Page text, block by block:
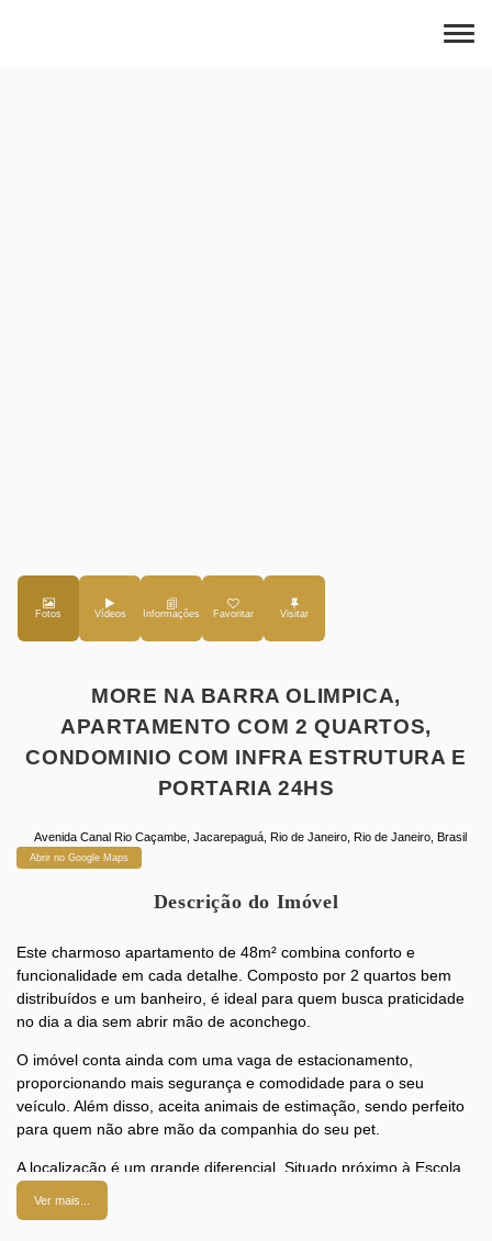
Fotos Vídeos Favoritar
MORE NA BARRA OLIMPICA,
APARTAMENTO COM 2 QUARTOS,
CONDOMINIO COM INFRA ESTRUTURA E
PORTARIA 24HS
Avenida Canal Rio Caçambe ,Jacarepaguá ,Rio de Janeiro ,Rio de Janeiro ,Brasil
Abrir no Google Maps
Descrição do Imóvel
Este charmoso apartamento de 48m² combina conforto e
funcionalidade em cada detalhe. Composto por 2 quartos bem
distribuídos e um banheiro, é ideal para quem busca praticidade
no dia a dia sem abrir mão de aconchego.
O imóvel conta ainda com uma vaga de estacionamento,
proporcionando mais segurança e comodidade para o seu
veículo. Além disso, aceita animais de estimação, sendo perfeito
para quem não abre mão da companhia do seu pet.
A localização é um grande diferencial. Situado próximo à Escola
Municipal Hemetério dos Santos
crianças em idade escolar. Para quem aprecia natureza e lazer
Ver mais...